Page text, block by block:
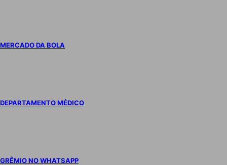
MERCADO DA BOLA
DEPARTAMENTO MÉDICO
GRÊMIO NO WHATSAPP